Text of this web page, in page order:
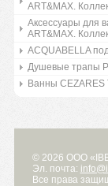
ART&MAX.
Аксессуары для
ART&MAX.
ACQUABELLA
Душевые трапы
Ванны CEZARES
© 2026 ООО
Эл. почта:
Все права